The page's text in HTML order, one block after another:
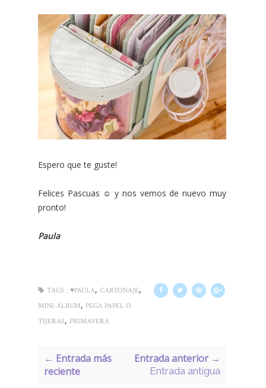
Espero que te guste!
Felices Pascuas ☺ y nos vemos de nuevo muy
pronto!
Paula
TAGS : ♥PAULA, CARTONAJE,
MINI-ÁLBUM, PEGA PAPEL O
TIJERAS, PRIMAVERA
← Entrada más
reciente
Entrada anterior →
Entrada antigua